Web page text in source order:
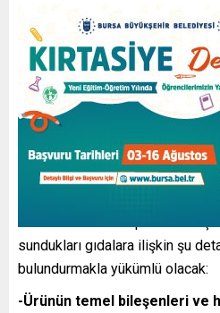
Yeni düzenleme, gıda
standartlarını yeniden
kapsamında hem zorunlu
bilgilerin tüketiciye sunulma
MENÜLERDE HANGİ
Yeni düzenleme kapsamında
sundukları gıdalara ilişkin şu
bulundurmakla yükümlü olacak:
-Ürünün temel bileşenleri ve